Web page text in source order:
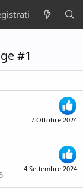
#1
7 Ottobre 2024
4 Settembre 2024